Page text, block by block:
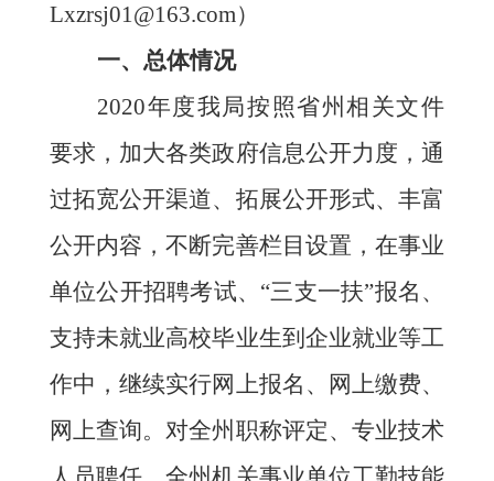
Lxzrsj01@163.com）
一、 总体情况
2020年度我局按照省州相关文件
要求， 加大各类政府信息公开力度，通
过拓宽公开渠道、拓展公开形式、丰富
公开内容，不断完善栏目设置， 在事业
单位公开招聘考试、 “三支一扶”报名 、
支持未就业高校毕业生到企业就业等工
作中 ，继续实行网上报名、网上缴费、
网上查询。对全州职称评定、专业技术